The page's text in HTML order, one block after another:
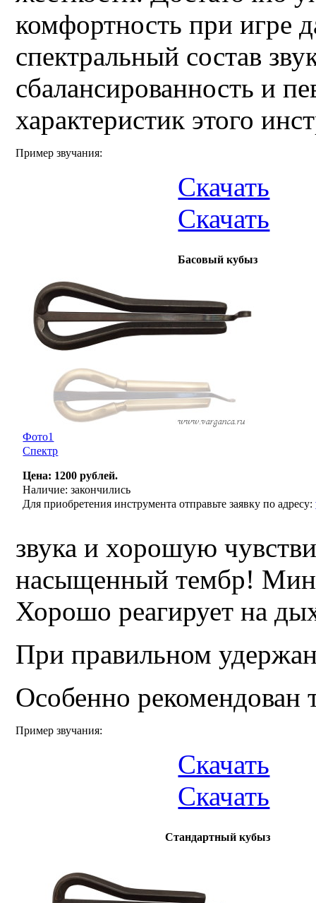
комфортность при игре
спектральный состав
сбалансированность и
характеристик этого
Пример звучания:
Скачать
Скачать
Басовый кубыз
Фото1
Спектр
Цена: 1200 рублей.
Наличие: закончились
Для приобретения инструмента отправьте заявку по адресу:
звука и хорошую
насыщенный тембр!
Хорошо реагирует на
При правильном
Особенно рекомендован
Пример звучания:
Скачать
Скачать
Стандартный кубыз